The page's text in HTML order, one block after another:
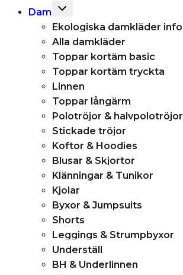
Dam
Toggle
menu
Ekologiska damkläder info
Alla damkläder
Toppar kortäm basic
Toppar kortäm tryckta
Linnen
Toppar långärm
Polotröjor & halvpolotröjor
Stickade tröjor
Koftor & Hoodies
Blusar & Skjortor
Klänningar & Tunikor
Kjolar
Byxor & Jumpsuits
Shorts
Leggings & Strumpbyxor
Underställ
BH & Underlinnen